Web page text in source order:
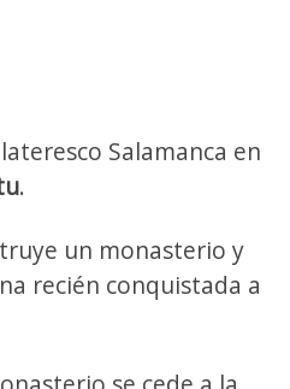
Salamanca en
.
un monasterio y
recién conquistada a